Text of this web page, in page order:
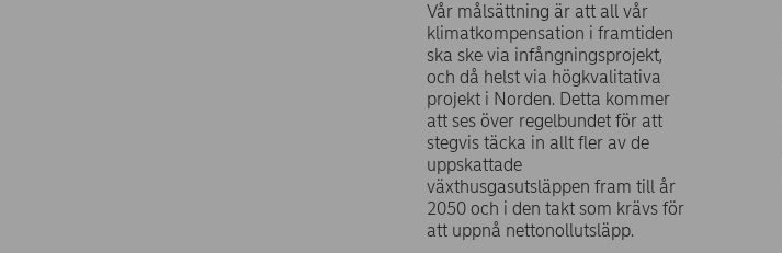
Vår målsättning är att all vår
klimatkompensation i framtiden
ska ske via infångningsprojekt,
och då helst via högkvalitativa
projekt i Norden. Detta kommer
att ses över regelbundet för att
stegvis täcka in allt fler av de
uppskattade
växthusgasutsläppen fram till år
2050 och i den takt som krävs för
att uppnå nettonollutsläpp.